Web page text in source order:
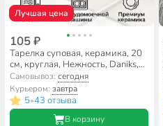
Лучшая цена
105 ₽
Тарелка суповая, керамика, 20
см, круглая, Нежность, Daniks,
19-220
Самовывоз:сегодня
Курьером:завтра
5•43 отзыва
В корзину